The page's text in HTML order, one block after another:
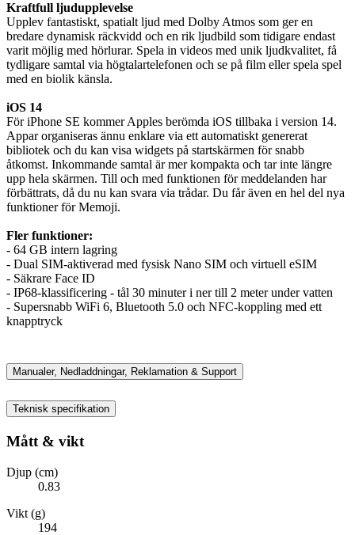
Kraftfull ljudupplevelse
Upplev fantastiskt, spatialt ljud med Dolby Atmos som ger en
bredare dynamisk räckvidd och en rik ljudbild som tidigare endast
varit möjlig med hörlurar. Spela in videos med unik ljudkvalitet, få
tydligare samtal via högtalartelefonen och se på film eller spela spel
med en biolik känsla.
iOS 14
För iPhone SE kommer Apples berömda iOS tillbaka i version 14.
Appar organiseras ännu enklare via ett automatiskt genererat
bibliotek och du kan visa widgets på startskärmen för snabb
åtkomst. Inkommande samtal är mer kompakta och tar inte längre
upp hela skärmen. Till och med funktionen för meddelanden har
förbättrats, då du nu kan svara via trådar. Du får även en hel del nya
funktioner för Memoji.
Fler funktioner:
- 64 GB intern lagring
- Dual SIM-aktiverad med fysisk Nano SIM och virtuell eSIM
- Säkrare Face ID
- IP68-klassificering - tål 30 minuter i ner till 2 meter under vatten
- Supersnabb WiFi 6, Bluetooth 5.0 och NFC-koppling med ett
knapptryck
Manualer, Nedladdningar, Reklamation & Support
Teknisk specifikation
Mått & vikt
Djup (cm)
0.83
Vikt (g)
194